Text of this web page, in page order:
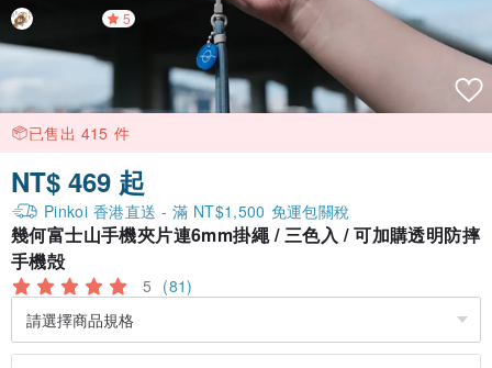
5
已售出 415 件
NT$ 469 起
Pinkoi 香港直送 - 滿 NT$1,500 免運包關稅
幾何富士山手機夾片連6mm掛繩 / 三色入 / 可加購透明防摔
手機殻
5 (81)